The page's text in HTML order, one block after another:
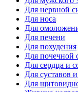
Для нервной
Для носа
Для
Для печени
Для похудения
Для почечной
Для сердца и
Для суставов
Для